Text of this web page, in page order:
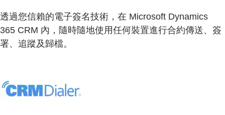
透過您信賴的電子簽名技術，在 Microsoft Dynamics
365 CRM 內，隨時隨地使用任何裝置進行合約傳送、簽
署、追蹤及歸檔。